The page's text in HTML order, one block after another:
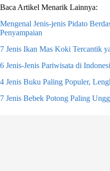
Baca Artikel Menarik Lainnya:
Mengenal Jenis-jenis Pidato
Penyampaian
7 Jenis Ikan Mas Koki Tercantik
6 Jenis-Jenis Pariwisata di
4 Jenis Buku Paling Populer,
7 Jenis Bebek Potong Paling